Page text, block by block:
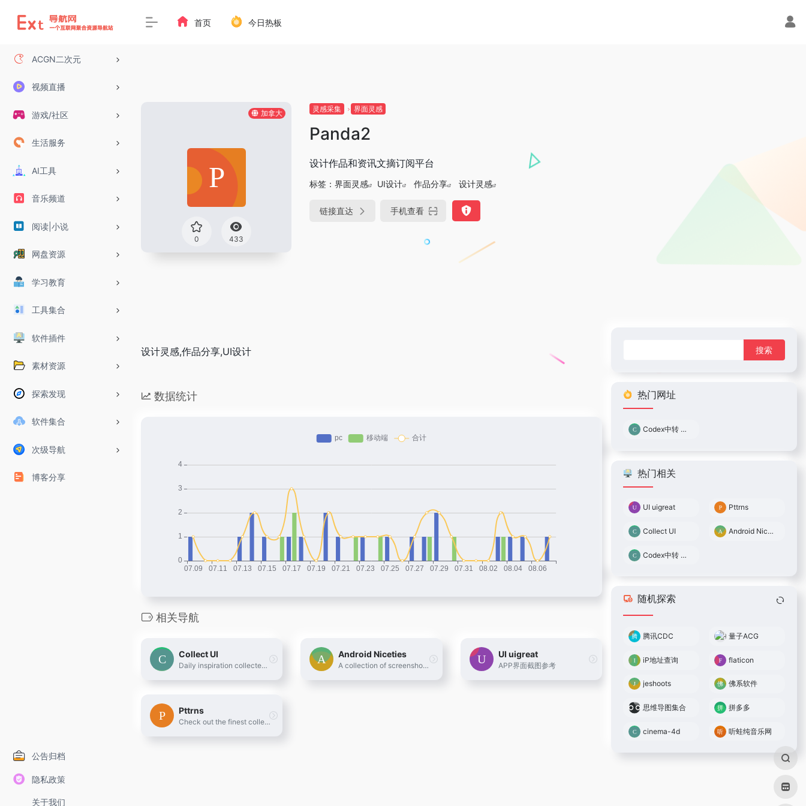
ACGN二次元
视频直播
游戏/社区
生活服务
AI工具
音乐频道
阅读|小说
网盘资源
学习教育
工具集合
软件插件
素材资源
探索发现
软件集合
次级导航
博客分享
公告归档
隐私政策
关于我们
首页 今日热板
加拿大
0 433
灵感采集 界面灵感
Panda2
设计作品和资讯文摘订阅平台
标签： 界面灵感 UI设计 作品分享 设计灵感
链接直达 手机查看
设计灵感,作品分享,UI设计
数据统计
相关导航
Collect UI
Daily inspiration collected from daily ui archive and beyond.
Android Niceties
A collection of screenshots encompassing some of the most beautiful looking Android apps.
UI uigreat
APP界面截图参考
Pttrns
Check out the finest collection of design patterns, resources, mobile apps and inspiration
热门网址
Codex中转 0.05倍率
热门相关
UI uigreat Pttrns
Collect UI Android Niceties
Codex中转 0.05倍率
随机探索
腾讯CDC 量子ACG
iP地址查询 flaticon
jeshoots 佛系软件
思维导图集合 拼多多
cinema-4d 听蛙纯音乐网